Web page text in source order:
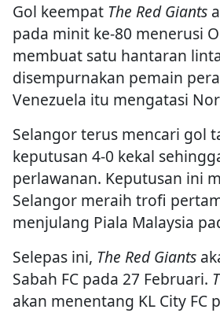
Gol keempat The Red Giants
pada minit ke-80 menerusi
membuat satu hantaran
disempurnakan pemain
Venezuela itu mengatasi
Selangor terus mencari gol
keputusan 4-0 kekal
perlawanan. Keputusan ini
Selangor meraih trofi
menjulang Piala Malaysia
Selepas ini, The Red Giants
Sabah FC pada 27 Februari.
akan menentang KL City FC